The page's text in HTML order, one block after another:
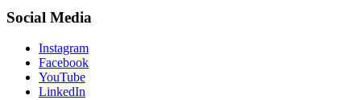
Social Media
Instagram
Facebook
YouTube
LinkedIn